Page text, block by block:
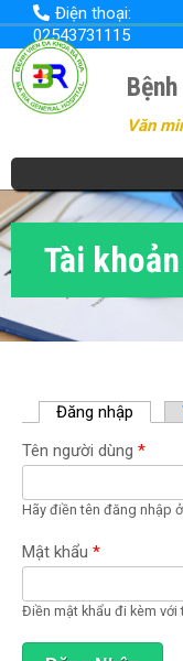
Nhảy
đến
nội
dung
Điện thoại:
02543731115
Văn
Tài
Đăng nhập
a
b
o
đ
n
)
Tên người dùng *
Hãy điền tên đăng nhập
Mật khẩu *
Điền mật khẩu đi kèm với